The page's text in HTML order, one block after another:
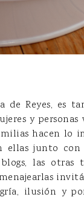
Reyes, es
y
hacen lo
ellas junto
las otras
ilusión y